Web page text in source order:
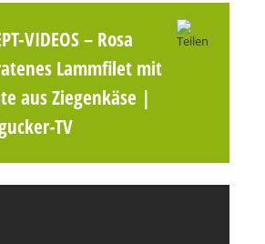
VIDEOS– Rosa
Lammfilet mit
aus Ziegenkäse |
TV